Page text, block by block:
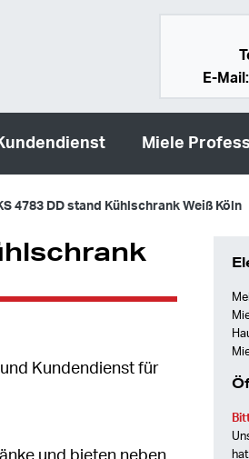
E-Mail:
Miele
4783 DD stand Kühlschrank Weiß Köln
Kundendienst für